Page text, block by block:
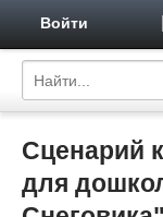
Войти
Сценарий
для